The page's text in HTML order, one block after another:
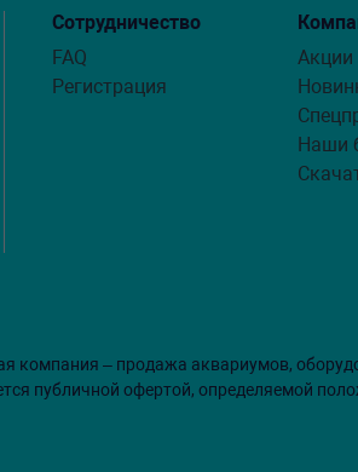
Сотрудничество
FAQ
Регистрация
Акции
Наши
компания – продажа аквариумов,
публичной офертой, определяемой